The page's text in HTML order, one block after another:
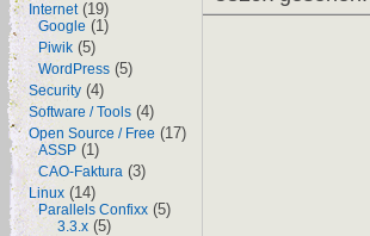
Internet(19)
Google (1)
Piwik (5)
WordPress (5)
Security (4)
Software / Tools (4)
Open Source / Free (17)
ASSP (1)
CAO-Faktura (3)
Linux (14)
Parallels Confixx (5)
3.3.x (5)